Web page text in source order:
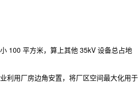
100 平方米，算上其他 35kV 设备总占地
利用厂房边角安置，将厂区空间最大化用于